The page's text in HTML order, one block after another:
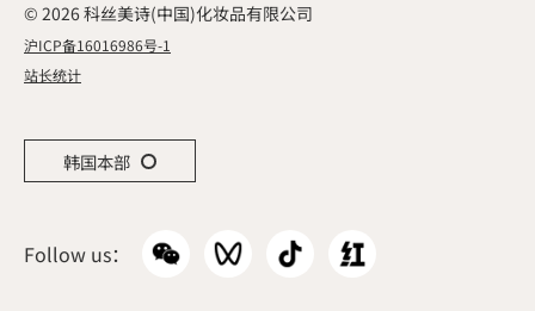
© 2026 科丝美诗(中国)化妆品有限公司
沪ICP备16016986号-1
站长统计
Follow us：